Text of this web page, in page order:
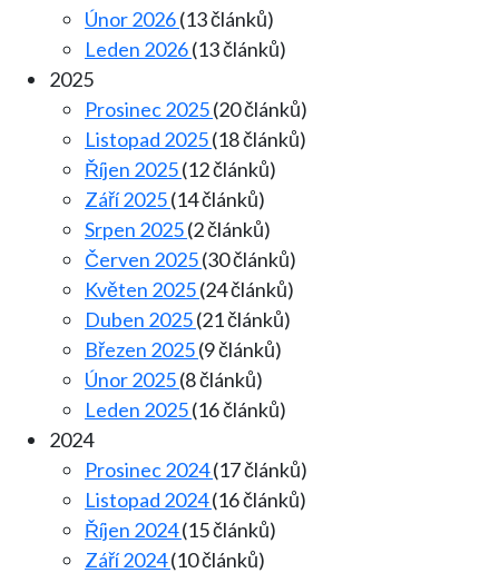
Únor 2026(13 článků)
Leden 2026(13 článků)
2025
Prosinec 2025(20 článků)
Listopad 2025(18 článků)
Říjen 2025(12 článků)
Září 2025(14 článků)
Srpen 2025(2 článků)
Červen 2025(30 článků)
Květen 2025(24 článků)
Duben 2025(21 článků)
Březen 2025(9 článků)
Únor 2025(8 článků)
Leden 2025(16 článků)
2024
Prosinec 2024(17 článků)
Listopad 2024(16 článků)
Říjen 2024(15 článků)
Září 2024(10 článků)